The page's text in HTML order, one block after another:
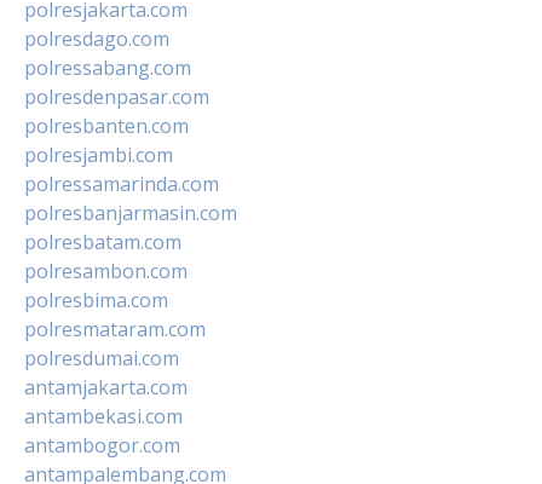
polresjakarta.com
polresdago.com
polressabang.com
polresdenpasar.com
polresbanten.com
polresjambi.com
polressamarinda.com
polresbanjarmasin.com
polresbatam.com
polresambon.com
polresbima.com
polresmataram.com
polresdumai.com
antamjakarta.com
antambekasi.com
antambogor.com
antampalembang.com